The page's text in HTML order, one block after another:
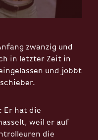
zwanzig und
in letzter Zeit in
und jobbt
Er hat die
weil er auf
die